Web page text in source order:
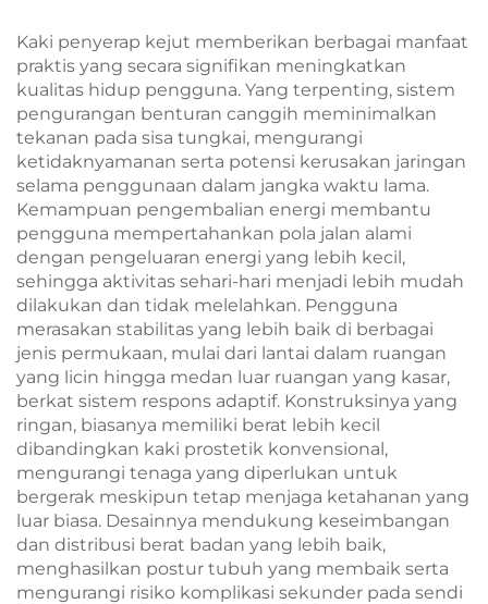
Kaki penyerap kejut memberikan berbagai manfaat
praktis yang secara signifikan meningkatkan
kualitas hidup pengguna. Yang terpenting, sistem
pengurangan benturan canggih meminimalkan
tekanan pada sisa tungkai, mengurangi
ketidaknyamanan serta potensi kerusakan jaringan
selama penggunaan dalam jangka waktu lama.
Kemampuan pengembalian energi membantu
pengguna mempertahankan pola jalan alami
dengan pengeluaran energi yang lebih kecil,
sehingga aktivitas sehari-hari menjadi lebih mudah
dilakukan dan tidak melelahkan. Pengguna
merasakan stabilitas yang lebih baik di berbagai
jenis permukaan, mulai dari lantai dalam ruangan
yang licin hingga medan luar ruangan yang kasar,
berkat sistem respons adaptif. Konstruksinya yang
ringan, biasanya memiliki berat lebih kecil
dibandingkan kaki prostetik konvensional,
mengurangi tenaga yang diperlukan untuk
bergerak meskipun tetap menjaga ketahanan yang
luar biasa. Desainnya mendukung keseimbangan
dan distribusi berat badan yang lebih baik,
menghasilkan postur tubuh yang membaik serta
mengurangi risiko komplikasi sekunder pada sendi